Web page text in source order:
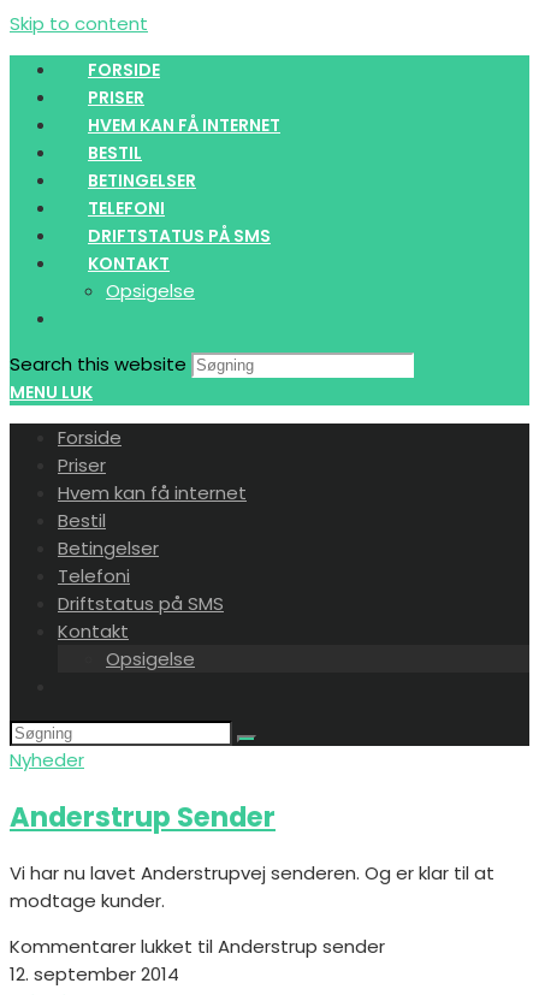
Skip to content
FORSIDE
PRISER
HVEM KAN FÅ INTERNET
BESTIL
BETINGELSER
TELEFONI
DRIFTSTATUS PÅ SMS
KONTAKT
Opsigelse
Search this website
MENU LUK
Forside
Priser
Hvem kan få internet
Bestil
Betingelser
Telefoni
Driftstatus på SMS
Kontakt
Opsigelse
Nyheder
Anderstrup Sender
Vi har nu lavet Anderstrupvej senderen. Og er klar til at
modtage kunder.
Kommentarer lukket til Anderstrup sender
12. september 2014